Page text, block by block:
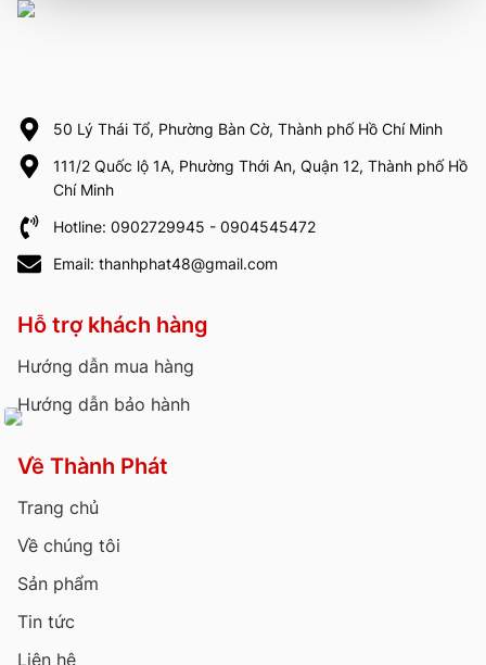
50 Lý Thái Tổ, Phường Bàn Cờ, Thành phố Hồ Chí Minh
111/2 Quốc lộ 1A, Phường Thới An, Quận 12, Thành phố Hồ
Chí Minh
Hotline: 0902729945 - 0904545472
Email: thanhphat48@gmail.com
Hỗ trợ khách hàng
Hướng dẫn mua hàng
Hướng dẫn bảo hành
Về Thành Phát
Trang chủ
Về chúng tôi
Sản phẩm
Tin tức
Liên hệ